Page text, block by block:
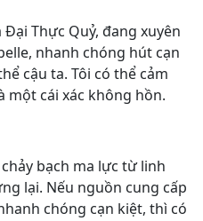
Thực Quỷ, đang xuyên
nhanh chóng hút cạn
cậu ta. Tôi có thể cảm
một cái xác không hồn.
bạch ma lực từ linh
lại. Nếu nguồn cung cấp
chóng cạn kiệt, thì có